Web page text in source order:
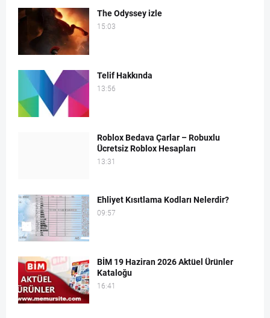
The Odyssey izle
15:03
Telif Hakkında
13:56
Roblox Bedava Çarlar – Robuxlu
Ücretsiz Roblox Hesapları
13:31
Ehliyet Kısıtlama Kodları Nelerdir?
09:57
BİM 19 Haziran 2026 Aktüel Ürünler
Kataloğu
16:41